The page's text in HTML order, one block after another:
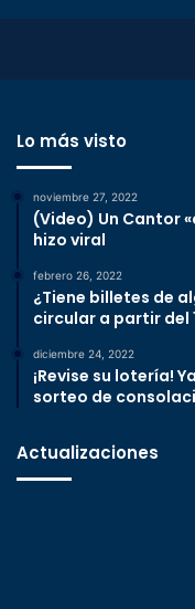
Lo más visto
noviembre 27, 2022
(Video) Un Cantor
hizo viral
febrero 26, 2022
¿Tiene billetes de
circular a partir del
diciembre 24, 2022
¡Revise su lotería!
sorteo de
Actualizaciones